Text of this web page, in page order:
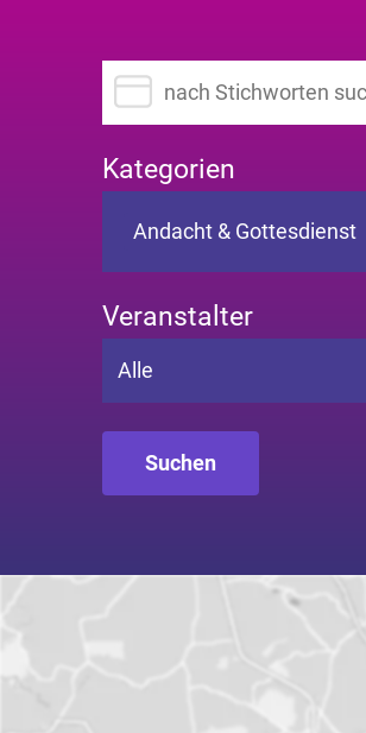
Suchbegriff eingeben
Kategorien
Andacht & Gottesdienst
Veranstalter
Alle